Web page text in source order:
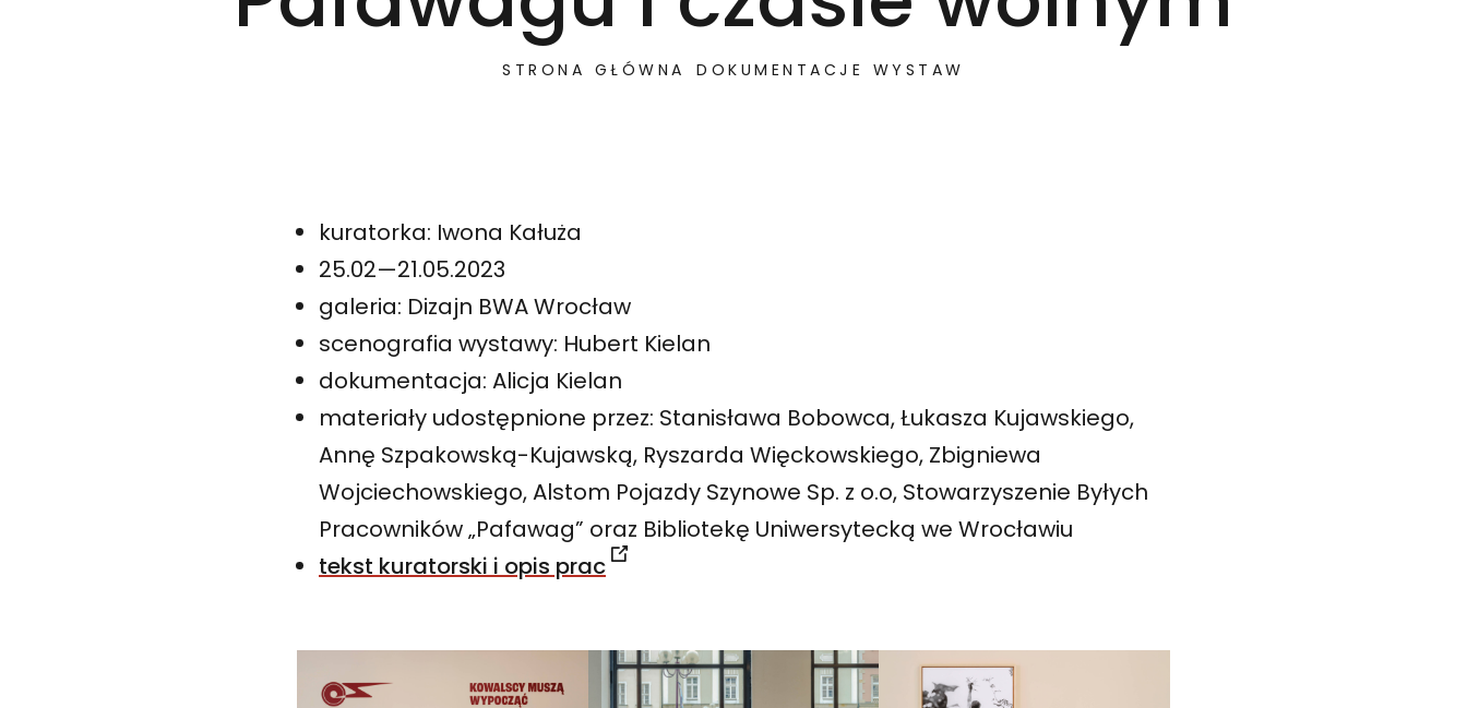
STRONA GŁÓWNA DOKUMENTACJE WYSTAW
kuratorka: Iwona Kałuża
25.02—21.05.2023
galeria: Dizajn BWA Wrocław
scenografia wystawy: Hubert Kielan
dokumentacja: Alicja Kielan
materiały udostępnione przez: Stanisława Bobowca, Łukasza Kujawskiego,
Annę Szpakowską-Kujawską, Ryszarda Więckowskiego, Zbigniewa
Wojciechowskiego, Alstom Pojazdy Szynowe Sp. z o.o, Stowarzyszenie Byłych
Pracowników „Pafawag” oraz Bibliotekę Uniwersytecką we Wrocławiu
tekst kuratorski i opis prac